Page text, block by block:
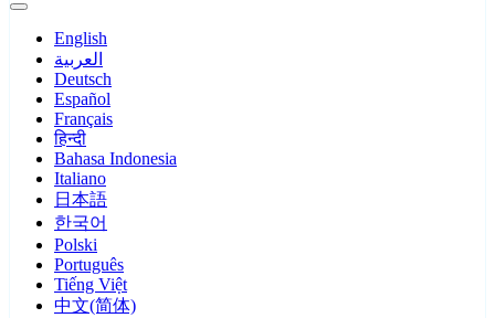
English
العربية
Deutsch
Español
Français
हिन्दी
Bahasa Indonesia
Italiano
日本語
한국어
Polski
Português
Tiếng Việt
中文(简体)